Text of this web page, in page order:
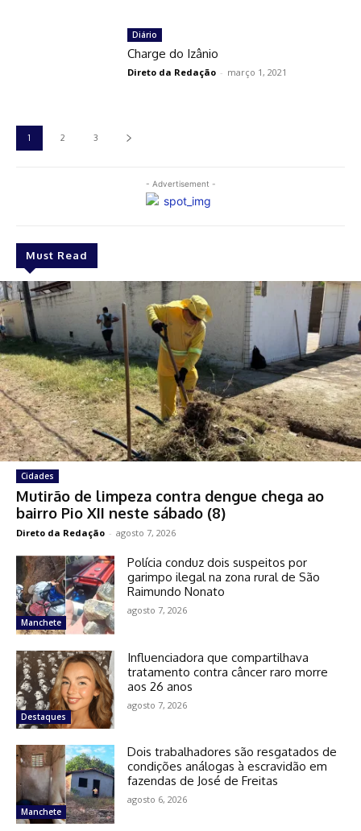
- Advertisement -
Must Read
Cidades
Mutirão de limpeza contra dengue chega ao
bairro Pio XII neste sábado (8)
Direto da Redação - agosto 7, 2026
Manchete
Polícia conduz dois suspeitos por
garimpo ilegal na zona rural de São
Raimundo Nonato
agosto 7, 2026
Destaques
Influenciadora que compartilhava
tratamento contra câncer raro morre
aos 26 anos
agosto 7, 2026
Manchete
Dois trabalhadores são resgatados de
condições análogas à escravidão em
fazendas de José de Freitas
agosto 6, 2026
Diário
Charge do Izânio
Direto da Redação - março 1, 2021
1 2 3